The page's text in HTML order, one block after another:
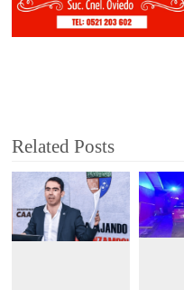
Related Posts